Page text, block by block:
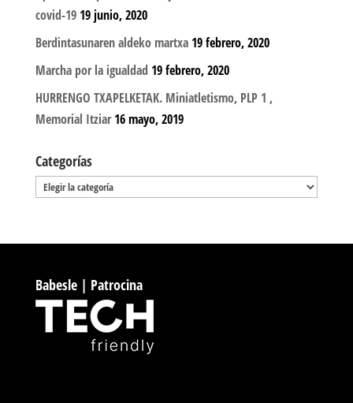
covid-19 19 junio, 2020
Berdintasunaren aldeko martxa 19 febrero, 2020
Marcha por la igualdad 19 febrero, 2020
HURRENGO TXAPELKETAK. Miniatletismo, PLP 1 ,
Memorial Itziar 16 mayo, 2019
Categorías
Categorías
Babesle | Patrocina